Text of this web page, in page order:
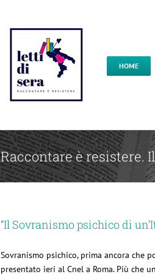
HOME
Raccontare è resistere.
“Il Sovranismo psichico di
Sovranismo psichico, prima ancora che
presentato ieri al Cnel a Roma. Più che